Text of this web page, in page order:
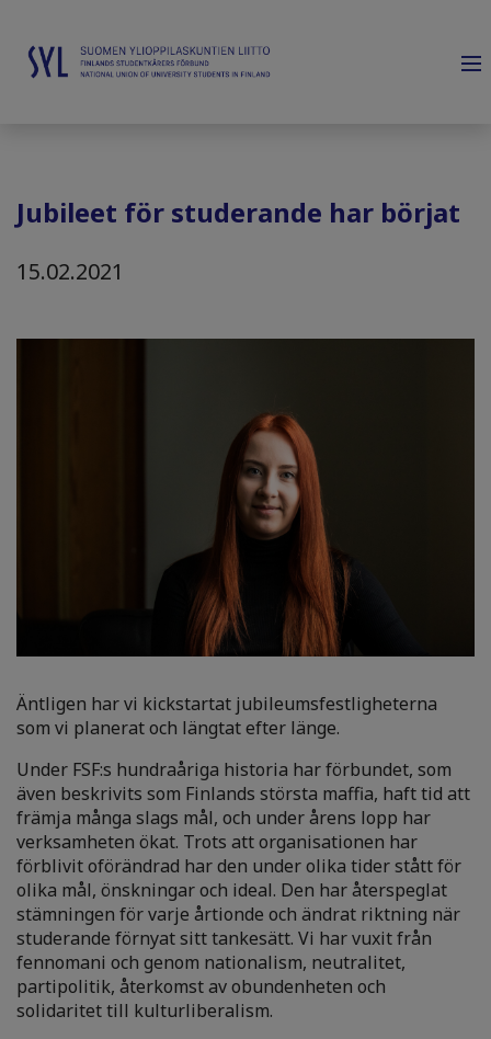
Jubileet för studerande har börjat
15.02.2021
Äntligen har vi kickstartat jubileumsfestligheterna
som vi planerat och längtat efter länge.
Under FSF:s hundraåriga historia har förbundet, som
även beskrivits som Finlands största maffia, haft tid att
främja många slags mål, och under årens lopp har
verksamheten ökat. Trots att organisationen har
förblivit oförändrad har den under olika tider stått för
olika mål, önskningar och ideal. Den har återspeglat
stämningen för varje årtionde och ändrat riktning när
studerande förnyat sitt tankesätt. Vi har vuxit från
fennomani och genom nationalism, neutralitet,
partipolitik, återkomst av obundenheten och
solidaritet till kulturliberalism.